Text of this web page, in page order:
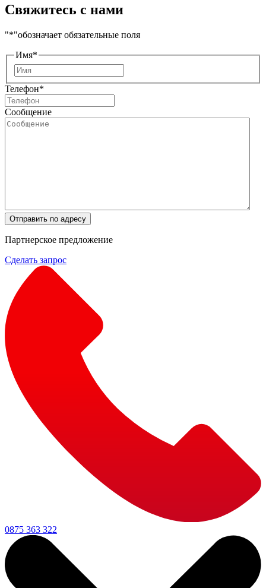
Свяжитесь с нами
"*"обозначает обязательные поля
Имя*
Телефон*
Сообщение
Отправить по адресу
Партнерское предложение
Сделать запрос
0875 363 322